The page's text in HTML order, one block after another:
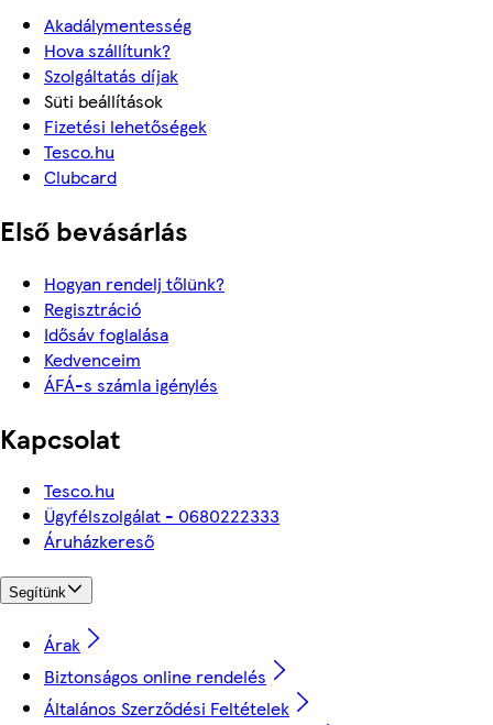
Akadálymentesség
Hova szállítunk?
Szolgáltatás díjak
Süti beállítások
Fizetési lehetőségek
Tesco.hu
Clubcard
Első bevásárlás
Hogyan rendelj tőlünk?
Regisztráció
Idősáv foglalása
Kedvenceim
ÁFÁ-s számla igénylés
Kapcsolat
Tesco.hu
Ügyfélszolgálat - 0680222333
Áruházkereső
Segítünk
Árak
Biztonságos online rendelés
Általános Szerződési Feltételek